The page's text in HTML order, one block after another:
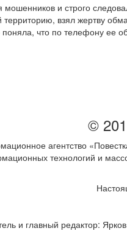
и строго
взял жертву
что по телефону ее
©
агентство
технологий и
и главный редактор: